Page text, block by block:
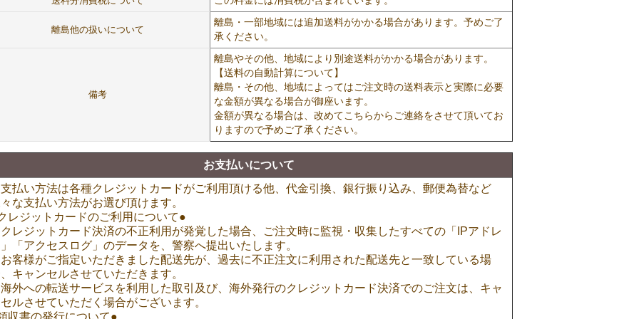
離島他の扱いについて
離島・一部地域には追加送料がかかる場合があります。予めご了
承ください。
備考
離島やその他、地域により別途送料がかかる場合があります。
【送料の自動計算について】
離島・その他、地域によってはご注文時の送料表示と実際に必要
な金額が異なる場合が御座います。
金額が異なる場合は、改めてこちらからご連絡をさせて頂いてお
りますので予めご了承ください。
お支払いについて
払い方法は各種クレジットカードがご利用頂ける他、代金引換、銀行振り込み、郵便為替など
な支払い方法がお選び頂けます。
レジットカードのご利用について●
レジットカード決済の不正利用が発覚した場合、ご注文時に監視・収集したすべての「IPアドレ
「アクセスログ」のデータを、警察へ提出いたします。
客様がご指定いただきました配送先が、過去に不正注文に利用された配送先と一致している場
キャンセルさせていただきます。
外への転送サービスを利用した取引及び、海外発行のクレジットカード決済でのご注文は、キャ
ルさせていただく場合がございます。
収書の発行について●